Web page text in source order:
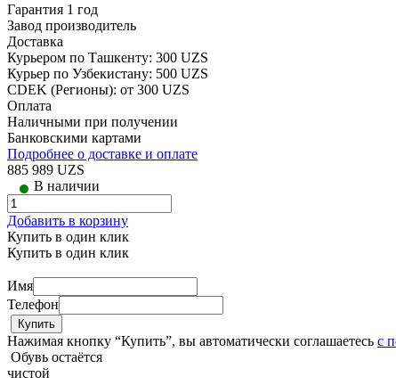
Гарантия 1 год
Завод производитель
Доставка
Курьером по Ташкенту: 300 UZS
Курьер по Узбекистану: 500 UZS
CDEK (Регионы): от 300 UZS
Оплата
Наличными при получении
Банковскими картами
Подробнее о доставке и оплате
885 989 UZS
В наличии
Добавить в корзину
Купить в один клик
Купить в один клик
Имя
Телефон
Нажимая кнопку “Купить”, вы автоматически соглашаетесь с
Обувь остаётся
чистой